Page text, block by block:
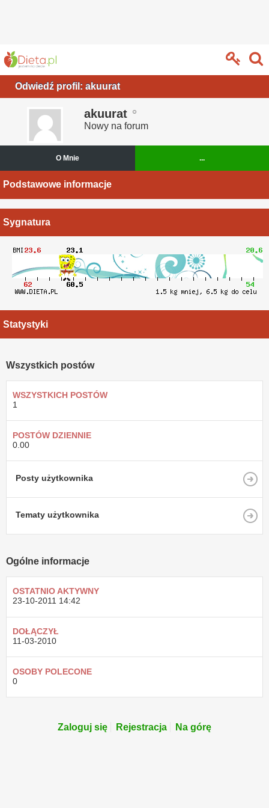
Odwiedź profil: akuurat
akuurat
Nowy na forum
O Mnie ...
Podstawowe informacje
Sygnatura
Statystyki
Wszystkich postów
WSZYSTKICH POSTÓW
1
POSTÓW DZIENNIE
0.00
Posty użytkownika
Tematy użytkownika
Ogólne informacje
OSTATNIO AKTYWNY
23-10-2011 14:42
DOŁĄCZYŁ
11-03-2010
OSOBY POLECONE
0
Zaloguj się Rejestracja Na górę